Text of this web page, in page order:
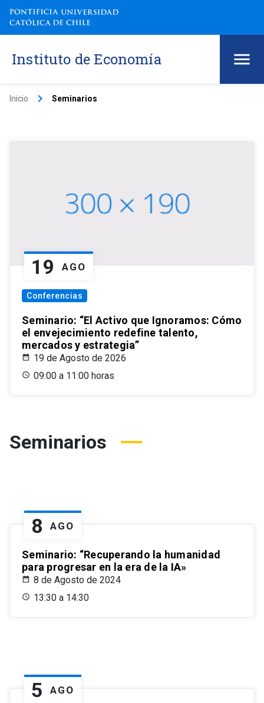
Instituto de Economía
Inicio keyboard_arrow_right Seminarios
19 AGO
Conferencias
Seminario: “El Activo que Ignoramos: Cómo
el envejecimiento redefine talento,
mercados y estrategia”
19 de Agosto de 2026
09:00 a 11:00 horas
Seminarios
8 AGO
Seminario: “Recuperando la humanidad
para progresar en la era de la IA»
8 de Agosto de 2024
13:30 a 14:30
5 AGO